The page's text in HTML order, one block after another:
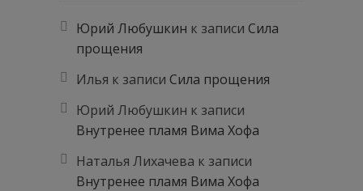
Юрий Любушкин к записи Сила
прощения
Илья к записи Сила прощения
Юрий Любушкин к записи
Внутренее пламя Вима Хофа
Наталья Лихачева к записи
Внутренее пламя Вима Хофа